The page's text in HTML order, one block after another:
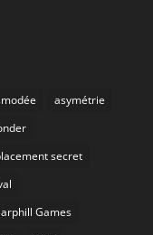
asymétrie
secret
Games